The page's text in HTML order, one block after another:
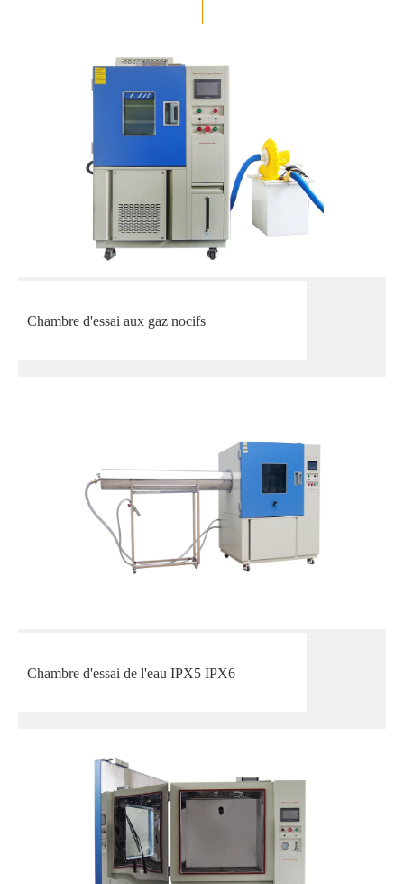
Chambre d'essai aux gaz nocifs
Chambre d'essai de l'eau IPX5 IPX6